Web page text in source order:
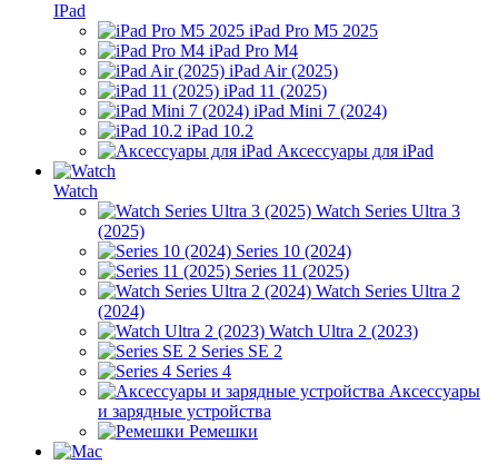
IPad
iPad Pro M5 2025
iPad Pro M4
iPad Air (2025)
iPad 11 (2025)
iPad Mini 7 (2024)
iPad 10.2
Аксессуары для iPad
Watch
Watch Series Ultra 3
(2025)
Series 10 (2024)
Series 11 (2025)
Watch Series Ultra 2
(2024)
Watch Ultra 2 (2023)
Series SE 2
Series 4
Аксессуары
и зарядные устройства
Ремешки